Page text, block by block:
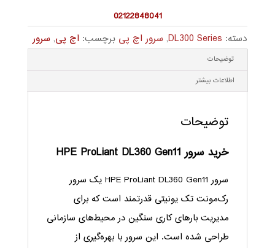
02122848041
دسته: DL300 Series
, سرور اچ پی برچسب: اچ پی, سرور
توضیحات
اطلاعات بیشتر
توضیحات
خرید سرور HPE ProLiant DL360 Gen11
سرور HPE ProLiant DL360 Gen11 یک سرور
رک‌مونت تک یونیتی قدرتمند است که برای
مدیریت بارهای کاری سنگین در محیط‌های سازمانی
طراحی شده است. این سرور با بهره‌گیری از